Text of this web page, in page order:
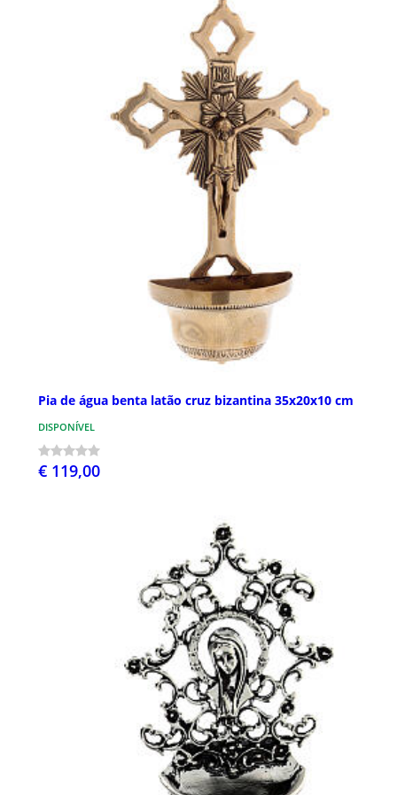
Pia de água benta latão cruz bizantina 35x20x10 cm
DISPONÍVEL
€ 119,00